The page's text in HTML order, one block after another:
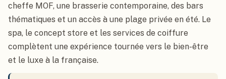
cheffe MOF, une brasserie contemporaine, des bars
thématiques et un accès à une plage privée en été. Le
spa, le concept store et les services de coiffure
complètent une expérience tournée vers le bien-être
et le luxe à la française.